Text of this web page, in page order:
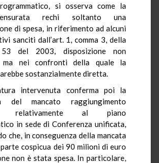
si osserva come la
rechi soltanto una
di spesa, in riferimento ad alcuni
sanciti dall’art. 1, comma 3, della
del 2003, disposizione non
ma nei confronti della quale la
sostanzialmente diretta.
intervenuta conferma poi la
del mancato raggiungimento
relativamente al piano
in sede di Conferenza unificata,
che, in conseguenza della mancata
cospicua dei 90 milioni di euro
non è stata spesa. In particolare,